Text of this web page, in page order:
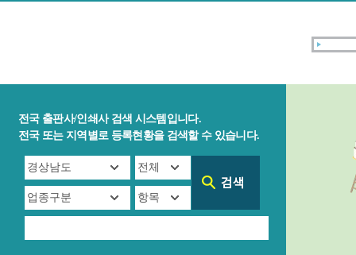
전국 출판사/인쇄사 검색 시스템입니다.
전국 또는 지역별로 등록현황을 검색할 수 있습니다.